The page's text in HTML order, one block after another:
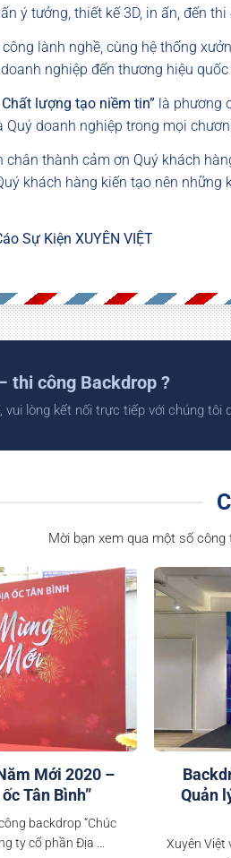
ý tưởng, thiết kế 3D, in ấn, đến
lành nghề, cùng hệ thống
nghiệp đến thương hiệu
lượng tạo niềm tin” là phương
doanh nghiệp trong mọi
chân thành cảm ơn Quý khách
khách hàng kiến tạo nên những
Sự Kiện XUYÊN VIỆT
thi công Backdrop ?
lòng kết nối trực tiếp với chúng tôi
Mời bạn xem qua một số
Mới 2020 –
Tân Bình”
backdrop “Chúc
ty cổ phần Địa ...
Quản
Xuyên Việt